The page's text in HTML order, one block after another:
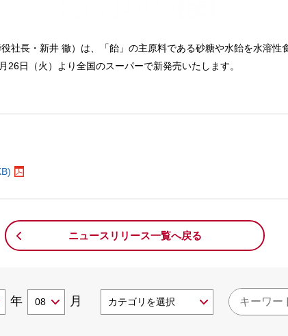
社長・新井 徹）は、「飴」の主原料である砂糖や水飴を水溶性
日（火）より全国のスーパーで新発売いたします。
ニュースリリース一覧へ戻る
年 月